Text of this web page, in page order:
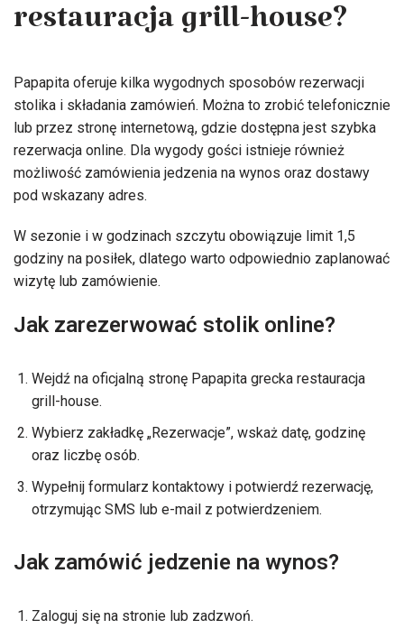
restauracja grill-house?
Papapita oferuje kilka wygodnych sposobów rezerwacji
stolika i składania zamówień. Można to zrobić telefonicznie
lub przez stronę internetową, gdzie dostępna jest szybka
rezerwacja online. Dla wygody gości istnieje również
możliwość zamówienia jedzenia na wynos oraz dostawy
pod wskazany adres.
W sezonie i w godzinach szczytu obowiązuje limit 1,5
godziny na posiłek, dlatego warto odpowiednio zaplanować
wizytę lub zamówienie.
Jak zarezerwować stolik online?
Wejdź na oficjalną stronę Papapita grecka restauracja
grill-house.
Wybierz zakładkę „Rezerwacje”, wskaż datę, godzinę
oraz liczbę osób.
Wypełnij formularz kontaktowy i potwierdź rezerwację,
otrzymując SMS lub e-mail z potwierdzeniem.
Jak zamówić jedzenie na wynos?
Zaloguj się na stronie lub zadzwoń.